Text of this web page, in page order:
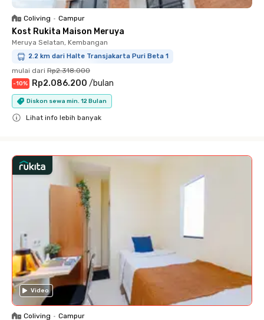
Coliving • Campur
Kost Rukita Maison Meruya
Meruya Selatan, Kembangan
2.2 km dari Halte Transjakarta Puri Beta 1
mulai dari Rp2.318.000
-10% Rp2.086.200 /bulan
Diskon sewa min. 12 Bulan
Lihat info lebih banyak
Video
Coliving • Campur